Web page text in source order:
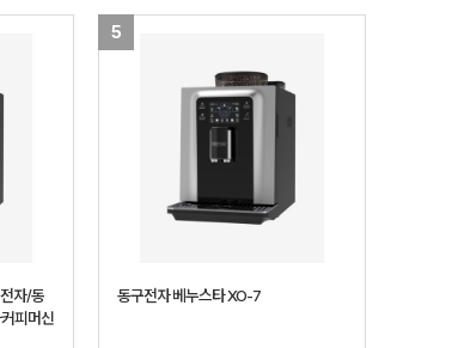
자/동
피머신
5
동구전자 베누스타 XO-7